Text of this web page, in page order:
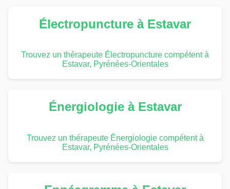
Électropuncture à Estavar
Trouvez un thérapeute Électropuncture compétent à
Estavar, Pyrénées-Orientales
Énergiologie à Estavar
Trouvez un thérapeute Énergiologie compétent à
Estavar, Pyrénées-Orientales